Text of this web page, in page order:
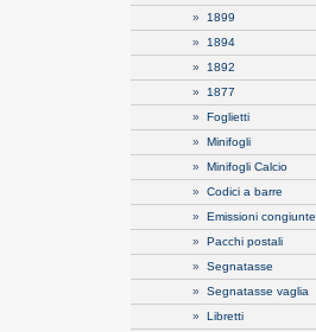
» 1899
» 1894
» 1892
» 1877
» Foglietti
» Minifogli
» Minifogli Calcio
» Codici a barre
» Emissioni congiunte
» Pacchi postali
» Segnatasse
» Segnatasse vaglia
» Libretti